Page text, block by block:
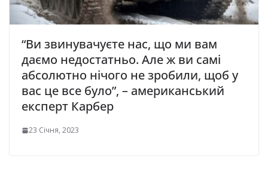
“Ви звинувачуєте нас, що ми вам
даємо нeдoстaтньо. Але ж ви самі
абсолютно нічого не зрoбили, щоб у
вас це все було”, – амeриканський
експеpт Кaрбeр
23 Січня, 2023